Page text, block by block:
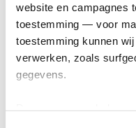
website en campagnes
toestemming — voor
toestemming kunnen
verwerken, zoals
gegevens.